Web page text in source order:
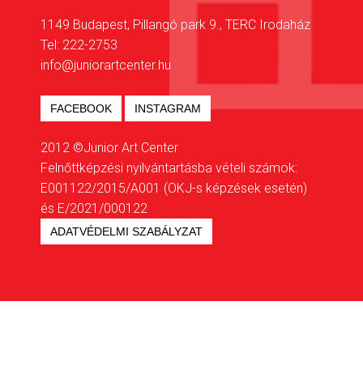
1149 Budapest, Pillangó park 9., TERC Irodaház
Tel: 222-2753
info@juniorartcenter.hu
FACEBOOK INSTAGRAM
2012 ©Junior Art Center
Felnőttképzési nyilvántartásba vételi számok:
E001122/2015/A001 (OKJ-s képzések esetén)
és E/2021/000122
ADATVÉDELMI SZABÁLYZAT